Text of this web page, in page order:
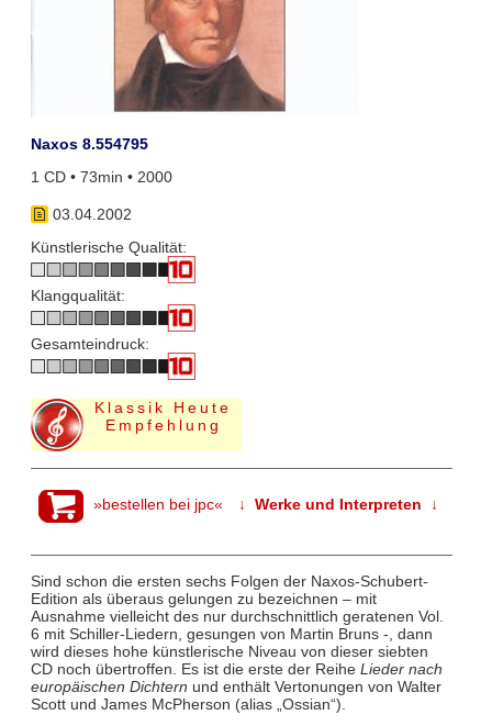
Naxos 8.554795
1 CD • 73min • 2000
03.04.2002
Künstlerische Qualität:
Klangqualität:
Gesamteindruck:
Klassik Heute
Empfehlung
»bestellen bei jpc« ↓ Werke und Interpreten ↓
Sind schon die ersten sechs Folgen der Naxos-Schubert-
Edition als überaus gelungen zu bezeichnen – mit
Ausnahme vielleicht des nur durchschnittlich geratenen Vol.
6 mit Schiller-Liedern, gesungen von Martin Bruns -, dann
wird dieses hohe künstlerische Niveau von dieser siebten
CD noch übertroffen. Es ist die erste der Reihe Lieder nach
europäischen Dichtern und enthält Vertonungen von Walter
Scott und James McPherson (alias „Ossian“).